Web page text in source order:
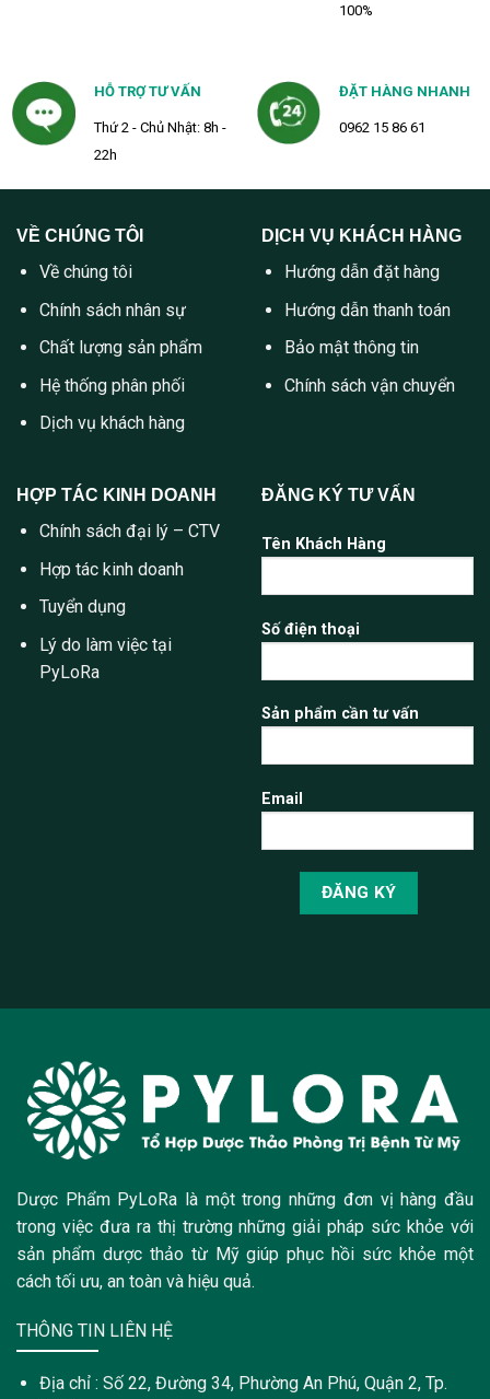
100%
HỖ TRỢ TƯ VẤN
Thứ 2 - Chủ Nhật: 8h -
22h
ĐẶT HÀNG NHANH
0962 15 86 61
VỀ CHÚNG TÔI
Về chúng tôi
Chính sách nhân sự
Chất lượng sản phẩm
Hệ thống phân phối
Dịch vụ khách hàng
DỊCH VỤ KHÁCH HÀNG
Hướng dẫn đặt hàng
Hướng dẫn thanh toán
Bảo mật thông tin
Chính sách vận chuyển
HỢP TÁC KINH DOANH
Chính sách đại lý – CTV
Hợp tác kinh doanh
Tuyển dụng
Lý do làm việc tại
PyLoRa
ĐĂNG KÝ TƯ VẤN
Tên Khách Hàng
Số điện thoại
Sản phẩm cần tư vấn
Email
Dược Phẩm PyLoRa là một trong những đơn vị hàng đầu
trong việc đưa ra thị trường những giải pháp sức khỏe với
sản phẩm dược thảo từ Mỹ giúp phục hồi sức khỏe một
cách tối ưu, an toàn và hiệu quả.
THÔNG TIN LIÊN HỆ
Địa chỉ : Số 22, Đường 34, Phường An Phú, Quận 2, Tp.